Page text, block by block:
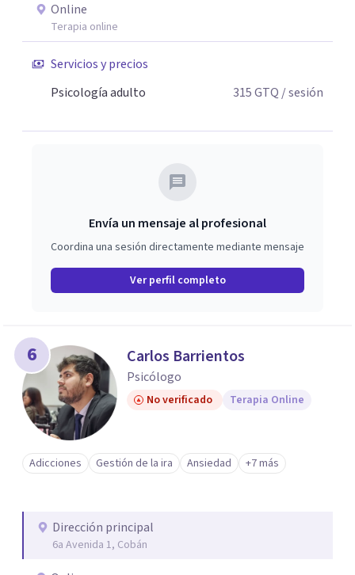
Online
Terapia online
Servicios y precios
Psicología adulto
315GTQ / sesión
Envía un mensaje al profesional
Coordina una sesión directamente mediante mensaje
Ver perfil completo
6 Carlos Barrientos
Psicólogo
No verificado Terapia Online
Adicciones Gestión de la ira Ansiedad +7 más
Dirección principal
6a Avenida 1, Cobán